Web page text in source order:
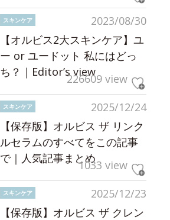
2023/08/30
スキンケア
【オルビス2大スキンケア】ユ
ー or ユードット 私にはどっ
ち？｜Editor’s view226609 view
2025/12/24
スキンケア
【保存版】オルビス ザ リンク
ルセラムのすべてをこの記事
で｜人気記事まとめ1033 view
2025/12/23
スキンケア
【保存版】オルビス ザ クレン